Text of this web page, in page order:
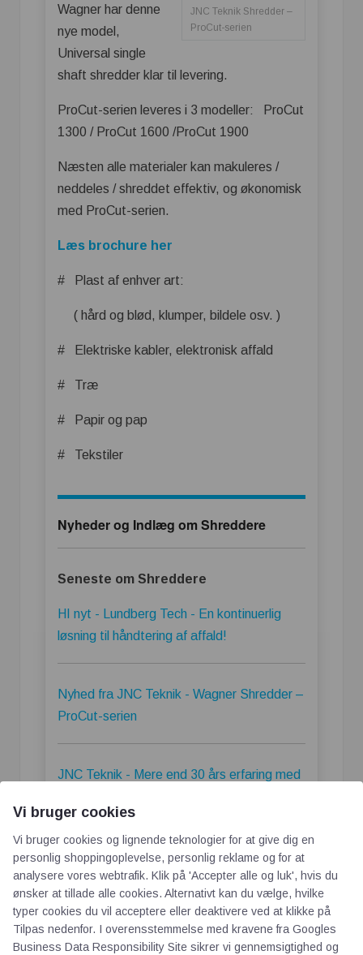
JNC Teknik Shredder –
ProCut-serien
Wagner har denne
nye model,
Universal single
shaft shredder klar til levering.
ProCut-serien leveres i 3 modeller: ProCut
1300 / ProCut 1600 /ProCut 1900
Næsten alle materialer kan makuleres /
neddeles / shreddet effektiv, og økonomisk
med ProCut-serien.
Læs brochure her
# Plast af enhver art:
( hård og blød, klumper, bildele osv. )
# Elektriske kabler, elektronisk affald
# Træ
# Papir og pap
# Tekstiler
Nyheder og Indlæg om Shreddere
Seneste om Shreddere
HI nyt - Lundberg Tech - En kontinuerlig
løsning til håndtering af affald!
Nyhed fra JNC Teknik - Wagner Shredder –
ProCut-serien
JNC Teknik - Mere end 30 års erfaring med
JNC Teknik - KYOTO TR 180 FERROUS
SCRAP SHREDDER
JNC Teknik - Mere end 30 års erfaring af
Vi bruger cookies
Vi bruger cookies og lignende teknologier for at give dig en
personlig shoppingoplevelse, personlig reklame og for at
analysere vores webtrafik. Klik på 'Accepter alle og luk', hvis du
ønsker at tillade alle cookies. Alternativt kan du vælge, hvilke
typer cookies du vil acceptere eller deaktivere ved at klikke på
Tilpas nedenfor. I overensstemmelse med kravene fra Googles
Business Data Responsibility Site sikrer vi gennemsigtighed og